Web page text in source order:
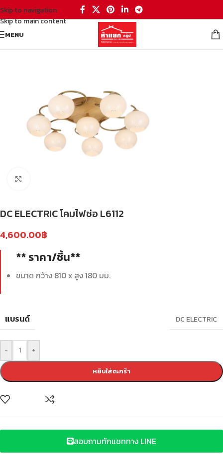
Skip to navigation
Skip to main content
MENU
DC ELECTRIC โคมไฟช่อ L6112
4,600.00฿
** ราคา/ชิ้น**
ขนาด กว้าง 810 x สูง 180 มม.
แบรนด์ DC ELECTRIC
- +
หยิบใส่ตะกร้า
สอบถามทักแชททาง LINE